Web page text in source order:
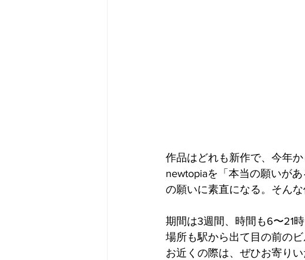
作品はどれも新作で、今年
newtopiaを「本当の願いが
の願いに素直になる。そん
期間は3週間、時間も6〜21
場所も駅から出て目の前の
お近くの際は、ぜひお寄り